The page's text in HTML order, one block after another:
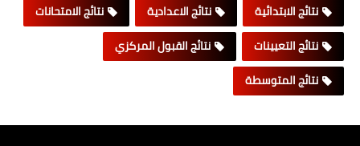
نتائج الابتدائية
نتائج الاعدادية
نتائج الامتحانات
نتائج التعيينات
نتائج القبول المركزي
نتائج المتوسطة